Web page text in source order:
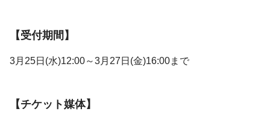
【受付期間】
3月25日(水)12:00～3月27日(金)16:00まで
【チケット媒体】